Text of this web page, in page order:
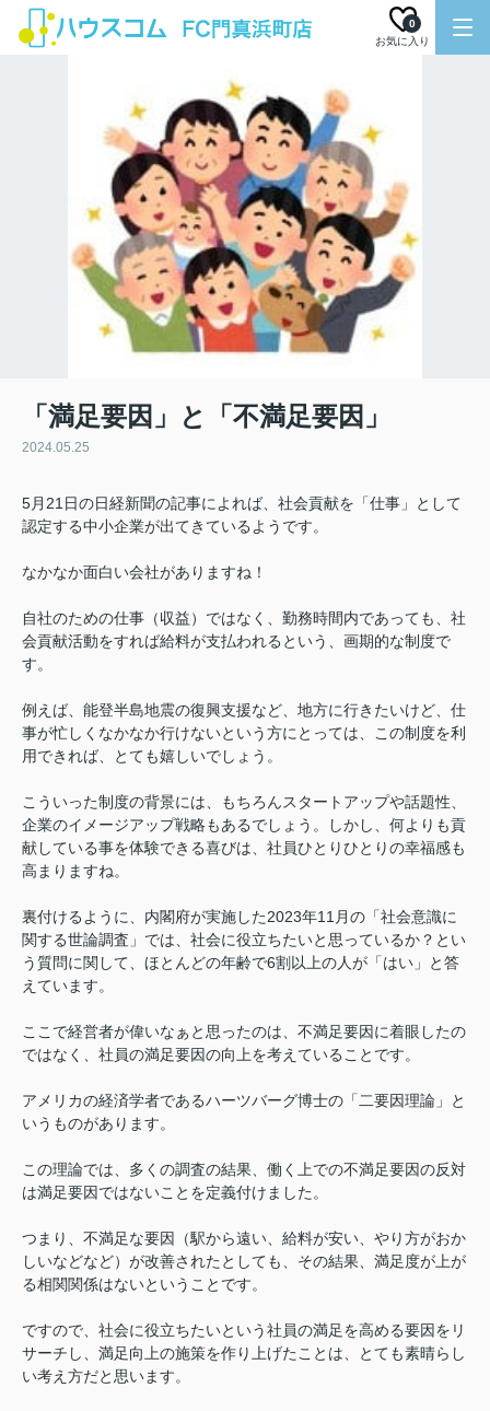
お気に入り
0
「満足要因」と「不満足要因」
2024.05.25
5月21日の日経新聞の記事によれば、社会貢献を「仕事」として
認定する中小企業が出てきているようです。
なかなか面白い会社がありますね！
自社のための仕事（収益）ではなく、勤務時間内であっても、社
会貢献活動をすれば給料が支払われるという、画期的な制度で
す。
例えば、能登半島地震の復興支援など、地方に行きたいけど、仕
事が忙しくなかなか行けないという方にとっては、この制度を利
用できれば、とても嬉しいでしょう。
こういった制度の背景には、もちろんスタートアップや話題性、
企業のイメージアップ戦略もあるでしょう。しかし、何よりも貢
献している事を体験できる喜びは、社員ひとりひとりの幸福感も
高まりますね。
裏付けるように、内閣府が実施した2023年11月の「社会意識に
関する世論調査」では、社会に役立ちたいと思っているか？とい
う質問に関して、ほとんどの年齢で6割以上の人が「はい」と答
えています。
ここで経営者が偉いなぁと思ったのは、不満足要因に着眼したの
ではなく、社員の満足要因の向上を考えていることです。
アメリカの経済学者であるハーツバーグ博士の「二要因理論」と
いうものがあります。
この理論では、多くの調査の結果、働く上での不満足要因の反対
は満足要因ではないことを定義付けました。
つまり、不満足な要因（駅から遠い、給料が安い、やり方がおか
しいなどなど）が改善されたとしても、その結果、満足度が上が
る相関関係はないということです。
ですので、社会に役立ちたいという社員の満足を高める要因をリ
サーチし、満足向上の施策を作り上げたことは、とても素晴らし
い考え方だと思います。